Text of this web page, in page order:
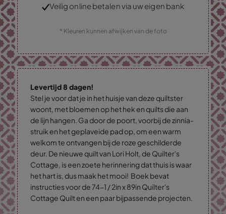
Veilig online betalen via uw eigen bank
* Kleuren kunnen afwijken van de foto
Levertijd 8 dagen!
Stel je voor dat je in het huisje van deze quiltster
woont, met bloemen op het hek en quilts die aan
de lijn hangen. Ga door de poort, voorbij de zinnia-
struik en het geplaveide pad op, om een warm
welkom te ontvangen bij de roze geschilderde
deur. De nieuwe quilt van Lori Holt, de Quilter's
Cottage, is een zoete herinnering dat thuis is waar
het hart is, dus maak het mooi! Boek bevat
instructies voor de 74-1 / 2in x 89in Quilter's
Cottage Quilt en een paar bijpassende projecten.